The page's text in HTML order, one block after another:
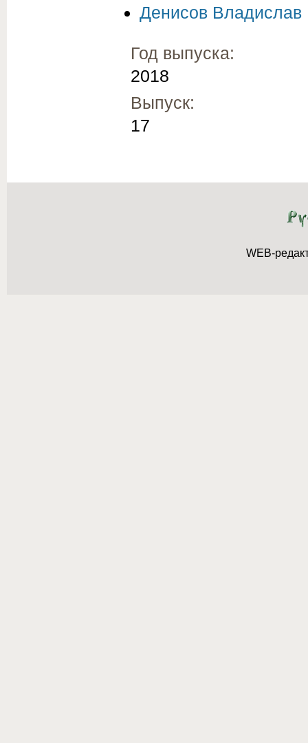
Денисов Владислав
Год выпуска:
2018
Выпуск:
17
WEB-